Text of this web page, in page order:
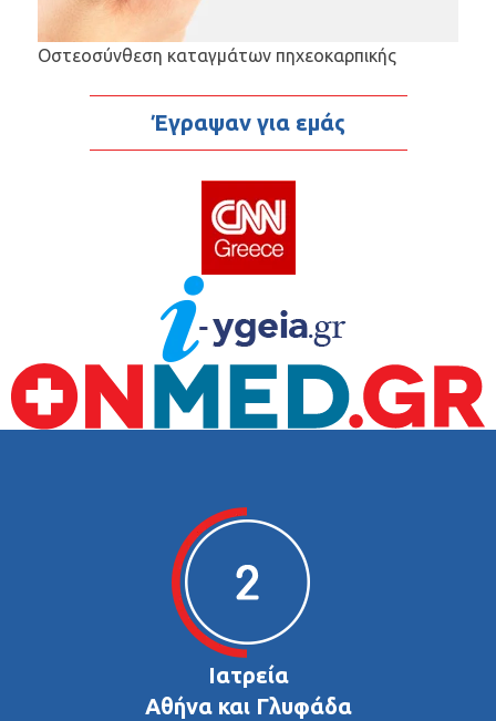
Οστεοσύνθεση καταγμάτων πηχεοκαρπικής
Έγραψαν για εμάς
Ιατρεία
Αθήνα και Γλυφάδα